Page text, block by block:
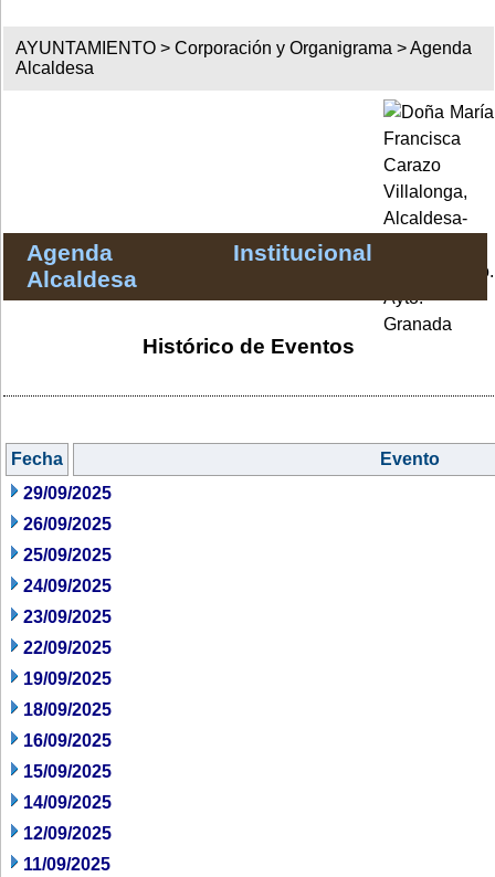
AYUNTAMIENTO >Corporación y Organigrama >Agenda
Alcaldesa
Agenda Institucional
Alcaldesa
Histórico de Eventos
Fecha
Evento
29/09/2025
26/09/2025
25/09/2025
24/09/2025
23/09/2025
22/09/2025
19/09/2025
18/09/2025
16/09/2025
15/09/2025
14/09/2025
12/09/2025
11/09/2025